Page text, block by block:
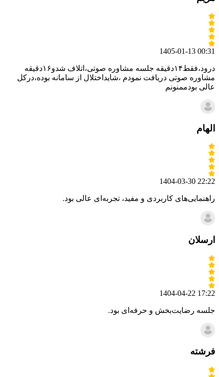
1405-01-13 00:31
درود،فقط۱۴دقیقه جلسه مشاوره صوتی،اتلاف شدو۱۶دقیقه
مشاوره صوتی دریافت نمودم ،شایداختلال از سامانه بوده،درکل
عالی بودممنونم
الهام
1404-03-30 22:22
راهنمایی‌های کاربردی و مفید، تجربه‌ای عالی بود.
ارسلان
1404-04-22 17:22
جلسه رضایت‌بخش و حرفه‌ای بود.
فرشته